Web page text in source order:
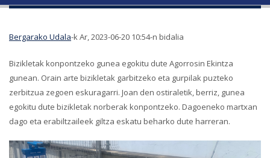
Bergarako Udala-k Ar, 2023-06-20 10:54-n bidalia
Bizikletak konpontzeko gunea egokitu dute Agorrosin Ekintza
gunean. Orain arte bizikletak garbitzeko eta gurpilak puzteko
zerbitzua zegoen eskuragarri. Joan den ostiraletik, berriz, gunea
egokitu dute bizikletak norberak konpontzeko. Dagoeneko martxan
dago eta erabiltzaileek giltza eskatu beharko dute harreran.